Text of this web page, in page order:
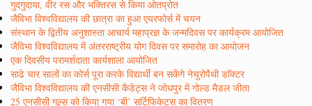
गुदगुदाया, वीर रस और भक्तिरस से किया ओतप्रोत
जैविभा विश्वविद्यालय की छात्रा का हुआ एयरफोर्स में चयन
संस्थान के द्वितीय अनुशास्ता आचार्य महाप्रज्ञ के जन्मदिवस पर कार्यक्रम आयोजित
जैविभा विश्वविद्यालय में अंतरराष्ट्रीय योग दिवस पर समारोह का आयोजन
एक दिवसीय परामर्शदाता कार्यशाला आयोजित
साढे चार सालों का कोर्स पूरा करके विद्यार्थी बन सकेंगे नेचुरोपैथी डाॅक्टर
जैविभा विश्वविद्यालय की एनसीसी कैडेट्स ने जोधपुर में गोल्ड मैडल जीता
25 एनसीसी गल्र्स को किया गया ‘बी’ सर्टिफिकेट्स का वितरण